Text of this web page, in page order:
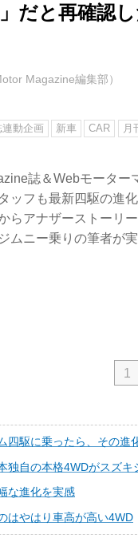
だと再確認
Magazine編集部）
連動企画 新車 CAR 月
誌＆Webモータ
ッフも最新四駆の進
らアナザーストーリ
ムニー乗りの筆者が
1
四駆に乗ったら、その進
独自の本格4WDがスズキ
な進化を実感
はやはり車高が高い4WD